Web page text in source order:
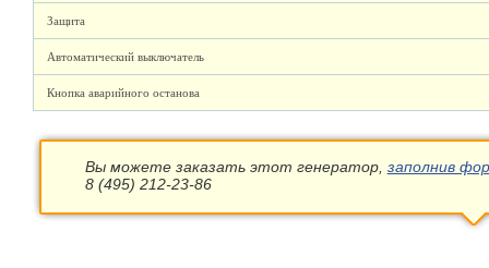
Защита
Автоматический выключатель
Кнопка аварийного останова
Вы можете заказать этот генератор, заполнив
8 (495) 212-23-86